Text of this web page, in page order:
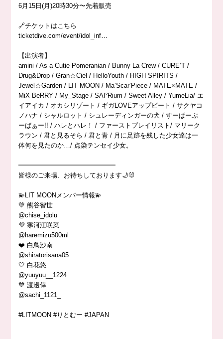
6月15日(月)20時30分〜先着販売
🔗チケットはこちら
ticketdive.com/event/idol_inf…
【出演者】
amini / As a Cutie Pomeranian / Bunny La Crew / CURE’T /
Drug&Drop / Gran☆Ciel / HelloYouth / HIGH SPIRITS /
Jewel☆Garden / LIT MOON / Ma’Scar’Piece / MATE×MATE /
MiX BeRRY / My_Stage / SAI²Rium / Sweet Alley / YumeLia/ エ
イアイカ / オカシリゾート / ギガLOVEアップビート / サクヤコ
ノハナ / シャルロット / シュレーディンガーの犬 / すーぱーぷ
ーばぁー!! / ハレとハレ！ / ファーストプレイリスト/ マリーク
ラウン / 君と見るそら / 君と青 / 月に足跡を残した少女達は一
体何を見たのか…/ 点染テンセイ少女。
━━━━━━━━━━━━━━━
皆様のご来場、お待ちしております🌙🐰
💫LIT MOONメンバー情報💫
💚 熊谷智世
@chise_idolu
💜 寒河江咲菜
@haremizu500ml
❤️ 白鳥沙南
@shiratorisana05
🤍 白花悠
@yuuyuu__1224
💙 渡邊倖
@sachi_1121_
#LITMOON #りとむー #JAPAN